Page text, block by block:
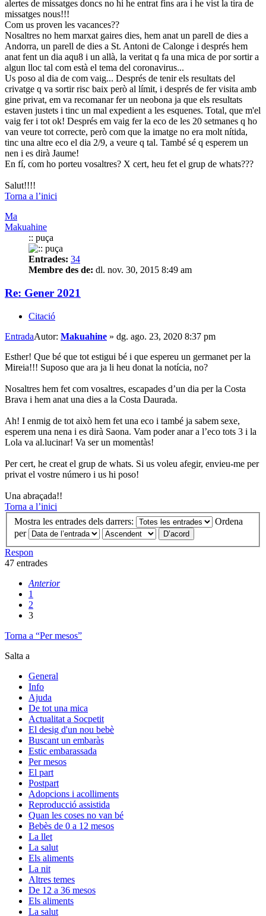
alertes de missatges doncs no hi he entrat fins ara i he vist la tira de
missatges nous!!!
Com us proven les vacances??
Nosaltres no hem marxat gaires dies, hem anat un parell de dies a
Andorra, un parell de dies a St. Antoni de Calonge i després hem
anat fent un dia aqu8 i un allà, la veritat q fa una mica de por sortir a
algun lloc tal com està el tema del coronavirus...
Us poso al dia de com vaig... Després de tenir els resultats del
crivatge q va sortir risc baix però al límit, i després de fer visita amb
gine privat, em va recomanar fer un neobona ja que els resultats
estaven justets i tinc un mal expedient a les esquenes. Total, que m'el
vaig fer i tot ok! Després em vaig fer la eco de les 20 setmanes q ho
van veure tot correcte, però com que la imatge no era molt nítida,
tinc una altre eco el dia 2/9, a veure q tal. També sé q esperem un
nen i es dirà Jaume!
En fí, com ho porteu vosaltres? X cert, heu fet el grup de whats???
Salut!!!!
Torna a l’inici
Ma
Makuahine
:: puça
Entrades: 34
Membre des de: dl. nov. 30, 2015 8:49 am
Re: Gener 2021
Citació
EntradaAutor: Makuahine » dg. ago. 23, 2020 8:37 pm
Esther! Que bé que tot estigui bé i que espereu un germanet per la
Mireia!!! Suposo que ara ja li heu donat la notícia, no?
Nosaltres hem fet com vosaltres, escapades d’un dia per la Costa
Brava i hem anat una dies a la Costa Daurada.
Ah! I enmig de tot això hem fet una eco i també ja sabem sexe,
esperem una nena i es dirà Saona. Vam poder anar a l’eco tots 3 i la
Lola va al.lucinar! Va ser un momentàs!
Per cert, he creat el grup de whats. Si us voleu afegir, envieu-me per
privat el vostre número i us hi poso!
Una abraçada!!
Torna a l’inici
Mostra les entrades dels darrers:
Ordena
per
Respon
47 entrades
Anterior
1
2
3
Torna a “Per mesos”
Salta a
General
Info
Ajuda
De tot una mica
Actualitat a Socpetit
El desig d'un nou bebè
Buscant un embaràs
Estic embarassada
Per mesos
El part
Postpart
Adopcions i acolliments
Reproducció assistida
Quan les coses no van bé
Bebès de 0 a 12 mesos
La llet
La salut
Els aliments
La nit
Altres temes
De 12 a 36 mesos
Els aliments
La salut